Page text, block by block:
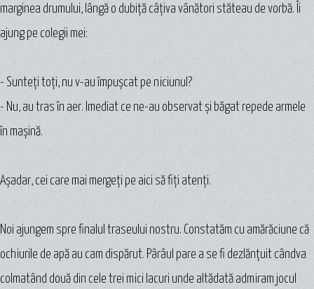
marginea drumului, lângă o dubiţă câţiva vânători stăteau de vorbă. Îi
ajung pe colegii mei:
- Sunteţi toţi, nu v-au împuşcat pe niciunul?
- Nu, au tras în aer. Imediat ce ne-au observat şi băgat repede armele
în maşină.
Aşadar, cei care mai mergeţi pe aici să fiţi atenţi.
Noi ajungem spre finalul traseului nostru. Constatăm cu amărăciune că
ochiurile de apă au cam dispărut. Pârâul pare a se fi dezlănţuit cândva
colmatând două din cele trei mici lacuri unde altădată admiram jocul